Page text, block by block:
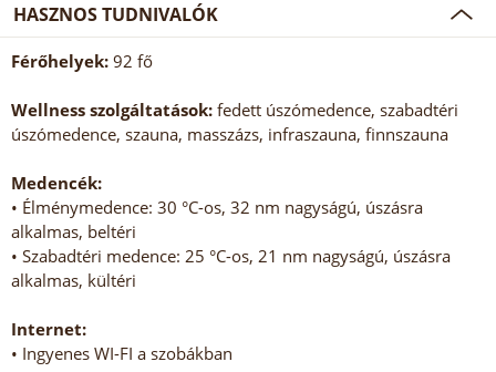
HASZNOS TUDNIVALÓK
Férőhelyek: 92 fő
Wellness szolgáltatások: fedett úszómedence, szabadtéri
úszómedence, szauna, masszázs, infraszauna, finnszauna
Medencék:
• Élménymedence: 30 °C-os, 32 nm nagyságú, úszásra
alkalmas, beltéri
• Szabadtéri medence: 25 °C-os, 21 nm nagyságú, úszásra
alkalmas, kültéri
Internet:
• Ingyenes WI-FI a szobákban